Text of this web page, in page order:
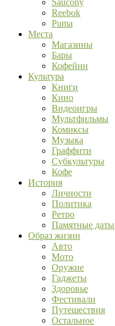
Saucony
Reebok
Puma
Места
Магазины
Бары
Кофейни
Культура
Книги
Кино
Видеоигры
Мультфильмы
Комиксы
Музыка
Граффити
Субкультуры
Кофе
История
Личности
Политика
Ретро
Памятные даты
Образ жизни
Авто
Мото
Оружие
Гаджеты
Здоровье
Фестивали
Путешествия
Остальное